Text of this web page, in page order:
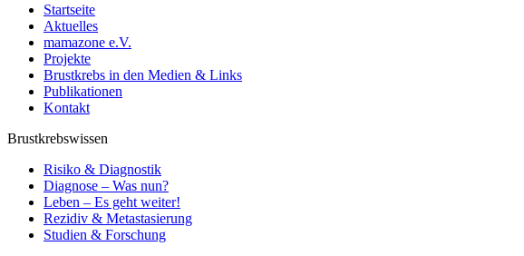
Startseite
Aktuelles
mamazone e.V.
Projekte
Brustkrebs in den Medien & Links
Publikationen
Kontakt
Brustkrebswissen
Risiko & Diagnostik
Diagnose – Was nun?
Leben – Es geht weiter!
Rezidiv & Metastasierung
Studien & Forschung